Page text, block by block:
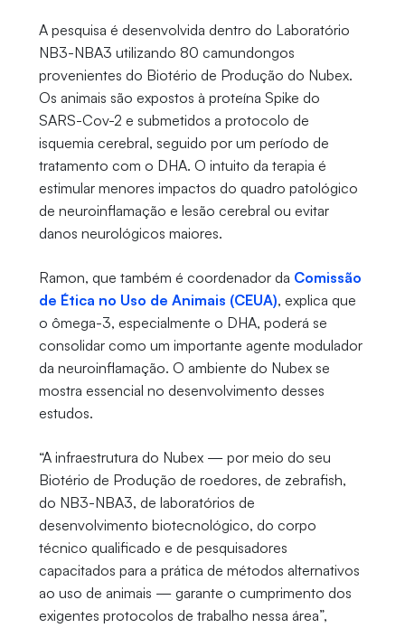
A pesquisa é desenvolvida dentro do Laboratório
NB3-NBA3 utilizando 80 camundongos
provenientes do Biotério de Produção do Nubex.
Os animais são expostos à proteína Spike do
SARS-Cov-2 e submetidos a protocolo de
isquemia cerebral, seguido por um período de
tratamento com o DHA. O intuito da terapia é
estimular menores impactos do quadro patológico
de neuroinflamação e lesão cerebral ou evitar
danos neurológicos maiores.
Ramon, que também é coordenador da Comissão
de Ética no Uso de Animais (CEUA), explica que
o ômega-3, especialmente o DHA, poderá se
consolidar como um importante agente modulador
da neuroinflamação. O ambiente do Nubex se
mostra essencial no desenvolvimento desses
estudos.
“A infraestrutura do Nubex — por meio do seu
Biotério de Produção de roedores, de zebrafish,
do NB3-NBA3, de laboratórios de
desenvolvimento biotecnológico, do corpo
técnico qualificado e de pesquisadores
capacitados para a prática de métodos alternativos
ao uso de animais — garante o cumprimento dos
exigentes protocolos de trabalho nessa área”,